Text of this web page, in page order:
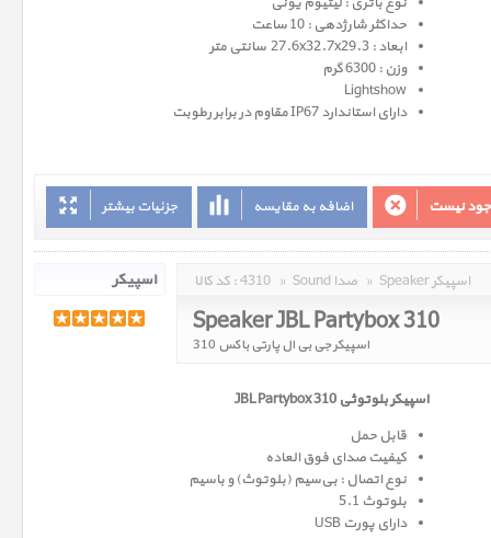
حداکثر شارژدهی : 10 ساعت
ابعاد : 27.6x32.7x29.3 سانتی متر
وزن : 6300 گرم
Lightshow
دارای استاندارد IP67 مقاوم در برابر رطوبت
جزئیات بیشتر اضافه به مقایسه نیست
کد کالا : 4310 » Sound صدا » Speaker اسپیکر
Speaker JBL Partybox 310
اسپیکر جی بی ال پارتی باکس 310
اسپیکر بلوتوثی JBL Partybox 310
قابل حمل
کیفیت صدای فوق العاده
نوع اتصال : بی‌سیم (بلوتوث) و باسیم
بلوتوث 5.1
دارای پورت USB